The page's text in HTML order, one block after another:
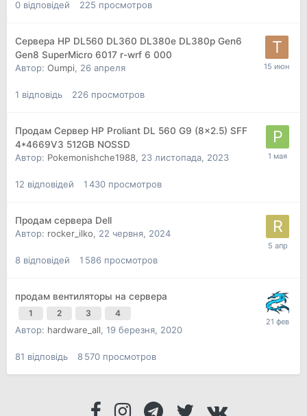
0 відповідей 225 просмотров
Сервера HP DL560 DL360 DL380e DL380p Gen6
Gen8 SuperMicro 6017 r-wrf 6 000
Автор: Oumpi, 26 апреля
1 відповідь 226 просмотров
Продам Сервер HP Proliant DL 560 G9 (8x2.5) SFF
4*4669V3 512GB NOSSD
Автор: Pokemonishche1988, 23 листопада, 2023
12 відповідей 1 430 просмотров
Продам сервера Dell
Автор: rocker_ilko, 22 червня, 2024
8 відповідей 1 586 просмотров
продам вентиляторы на сервера
1 2 3 4
Автор: hardware_all, 19 березня, 2020
81 відповідь 8 570 просмотров